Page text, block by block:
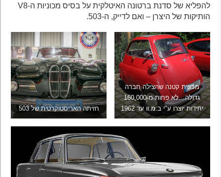
להפליא של סדנת ברטונה האיטלקית על בסיס מכוניות ה-V8
הותיקות של היצרן – ואם לדייק, ה-503.
מכונית קטנה שהצילה חברה
גדולה…לא פחות מ-160,000
יחידות יוצרו ע"י ב.מ.וו עד 1962
חזיתה האריסטוקרטית של 503